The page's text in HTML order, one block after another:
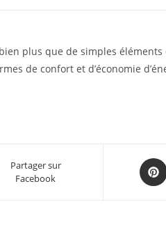
plus que de simples
de confort et d’économie
Partager sur
Facebook